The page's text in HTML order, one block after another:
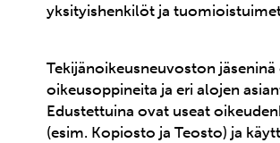
yksityishenkilöt ja
Tekijänoikeusneuvoston jäseninä
oikeusoppineita ja eri alojen
Edustettuina ovat useat
(esim. Kopiosto ja Teosto) ja